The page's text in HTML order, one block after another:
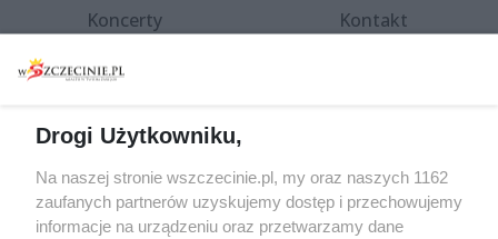
Koncerty
Spacery i oprowadzania
targi
Wernisaże
Więcej
Kontakt
Specjalny koncert z okazji
20. urodzin portalu
wSzczecinie.pl
Drogi Użytkowniku,
Na naszej stronie wszczecinie.pl, my oraz naszych 1162
zaufanych partnerów uzyskujemy dostęp i przechowujemy
informacje na urządzeniu oraz przetwarzamy dane